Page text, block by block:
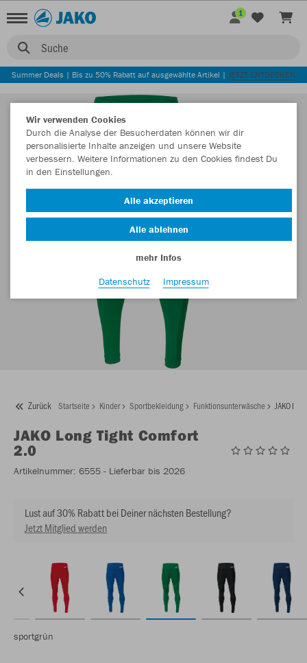
Suche
1
Summer Deals | Bis zu 50% Rabatt auf ausgewählte Artikel | JETZT ENTDECKEN
Zurück Startseite Kinder Sportbekleidung Funktionsunterwäsche JAKO
JAKO Long Tight Comfort
2.0
Artikelnummer: 6555 - Lieferbar bis 2026
Lust auf 30% Rabatt bei Deiner nächsten Bestellung?
Jetzt Mitglied werden
sportgrün
Wir verwenden Cookies
Durch die Analyse der Besucherdaten können wir dir
personalisierte Inhalte anzeigen und unsere Website
verbessern. Weitere Informationen zu den Cookies findest Du
in den Einstellungen.
Alle akzeptieren
Alle ablehnen
mehr Infos
Datenschutz
Impressum